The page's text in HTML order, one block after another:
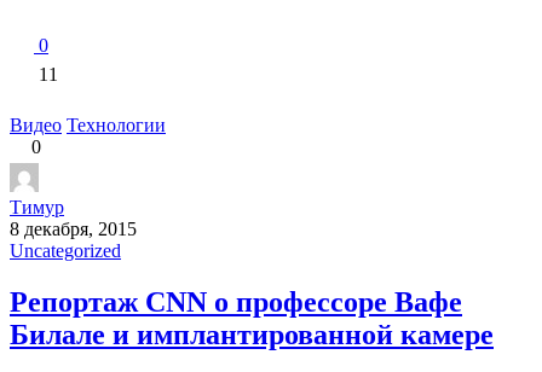
0
11
Видео Технологии
0
Тимур
8 декабря, 2015
Uncategorized
Репортаж CNN о профессоре Вафе
Билале и имплантированной камере